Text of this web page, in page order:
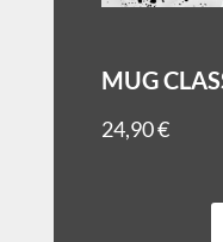
MUG
24,90€